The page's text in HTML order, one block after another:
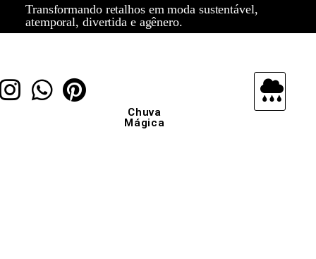
Transformando retalhos em moda sustentável,
atemporal, divertida e agênero.
Chuva
Mágica